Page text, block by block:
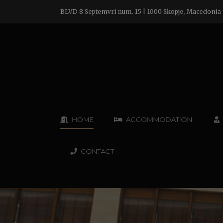
BLVD 8 Septemvri num. 15 | 1000 Skopje, Macedonia
HOME ACCOMMODATION
CONTACT